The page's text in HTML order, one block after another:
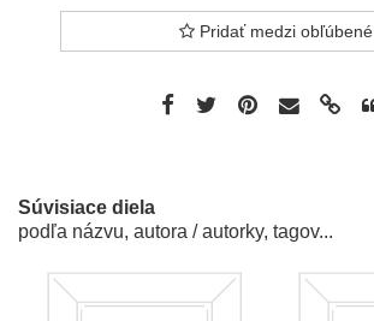
Pridať medzi obľúbené
Súvisiace diela
podľa názvu, autora / autorky, tagov...